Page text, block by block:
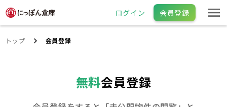
ログイン 会員登録
トップ 会員登録
無料会員登録